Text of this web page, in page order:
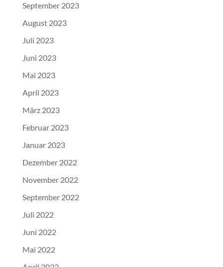
September 2023
August 2023
Juli 2023
Juni 2023
Mai 2023
April 2023
März 2023
Februar 2023
Januar 2023
Dezember 2022
November 2022
September 2022
Juli 2022
Juni 2022
Mai 2022